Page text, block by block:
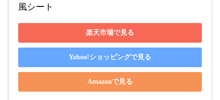
風シート
楽天市場で見る
Yahoo!ショッピングで見る
Amazonで見る